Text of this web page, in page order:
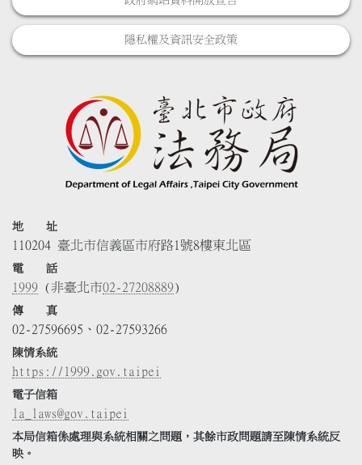
隱私權及資訊安全政策
地 址
110204 臺北市信義區市府路1號8樓東北區
電 話
1999 (非臺北市02-27208889)
傳 真
02-27596695、02-27593266
陳情系統
https://1999.gov.taipei
電子信箱
la_laws@gov.taipei
本局信箱係處理與系統相關之問題，其餘市政問題請至陳情系統反
映。